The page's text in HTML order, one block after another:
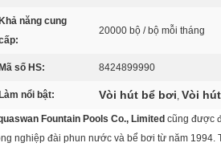
Khả năng cung
20000 bộ / bộ mỗi tháng
Mã số HS: 8424899990
Làm nổi bật: Vòi hút bể bơi, Vòi
Fountain Pools Co., Limited cũng được
nghiệp đài phun nước và bể bơi từ năm 1994.